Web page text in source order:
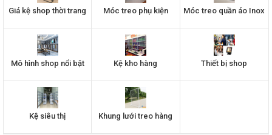
Giá kệ shop thời trang Móc treo phụ kiện Móc treo quần áo Inox
Mô hình shop nổi bật Kệ kho hàng Thiết bị shop
Kệ siêu thị Khung lưới treo hàng